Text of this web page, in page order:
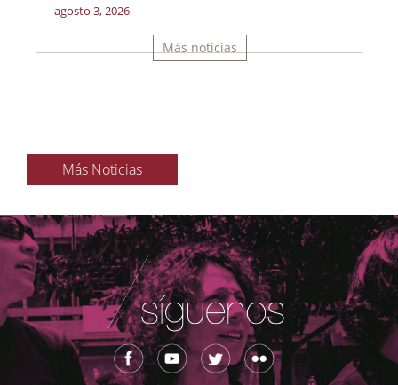
agosto 3, 2026
Más noticias
Más Noticias